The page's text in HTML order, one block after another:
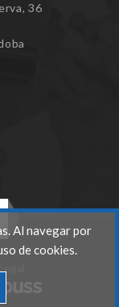
Al navegar por
de cookies.
36